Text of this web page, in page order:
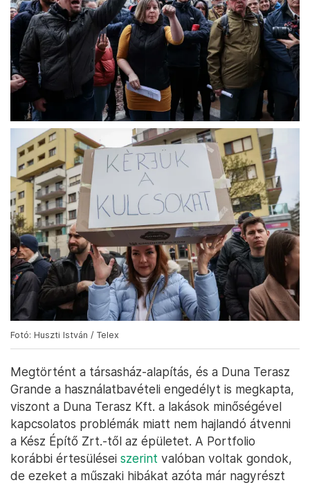
Fotó: Huszti István / Telex
Megtörtént a társasház-alapítás, és a Duna Terasz
Grande a használatbavételi engedélyt is megkapta,
viszont a Duna Terasz Kft. a lakások minőségével
kapcsolatos problémák miatt nem hajlandó átvenni
a Kész Építő Zrt.-től az épületet. A Portfolio
korábbi értesülései szerint valóban voltak gondok,
de ezeket a műszaki hibákat azóta már nagyrészt